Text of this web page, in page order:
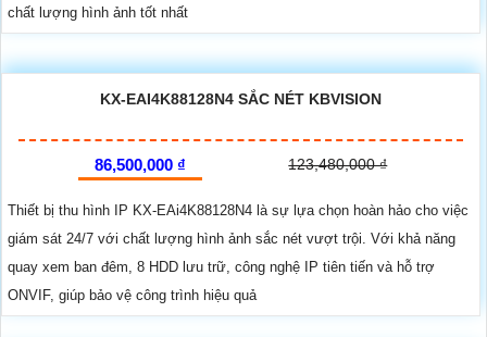
chất lượng hình ảnh tốt nhất
KX-EAI4K88128N4 SẮC NÉT KBVISION
86,500,000 ₫ 123,480,000 ₫
Thiết bị thu hình IP KX-EAi4K88128N4 là sự lựa chọn hoàn hảo cho việc
giám sát 24/7 với chất lượng hình ảnh sắc nét vượt trội. Với khả năng
quay xem ban đêm, 8 HDD lưu trữ, công nghệ IP tiên tiến và hỗ trợ
ONVIF, giúp bảo vệ công trình hiệu quả